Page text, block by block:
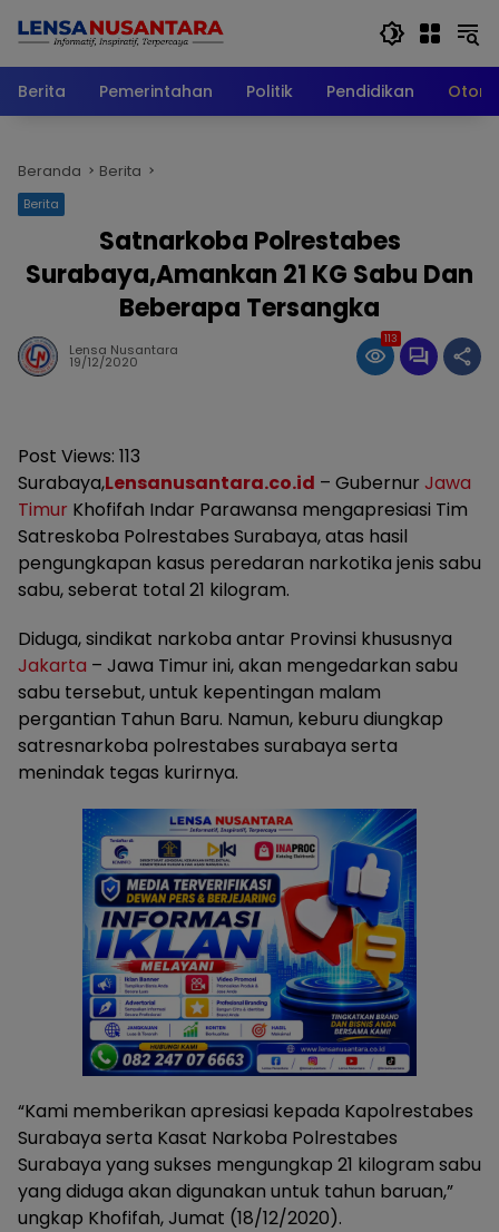
Berita
Pemerintahan Politik Pendidikan
Beranda Berita
Berita
Satnarkoba Polrestabes
Surabaya,Amankan 21 KG Sabu Dan
Beberapa Tersangka
Lensa Nusantara
19/12/2020
113
Post Views: 113
Surabaya,Lensanusantara.co.id – Gubernur Jawa
Timur Khofifah Indar Parawansa mengapresiasi Tim
Satreskoba Polrestabes Surabaya, atas hasil
pengungkapan kasus peredaran narkotika jenis sabu
sabu, seberat total 21 kilogram.
Diduga, sindikat narkoba antar Provinsi khususnya
Jakarta – Jawa Timur ini, akan mengedarkan sabu
sabu tersebut, untuk kepentingan malam
pergantian Tahun Baru. Namun, keburu diungkap
satresnarkoba polrestabes surabaya serta
menindak tegas kurirnya.
“Kami memberikan apresiasi kepada Kapolrestabes
Surabaya serta Kasat Narkoba Polrestabes
Surabaya yang sukses mengungkap 21 kilogram sabu
yang diduga akan digunakan untuk tahun baruan,”
ungkap Khofifah, Jumat (18/12/2020).